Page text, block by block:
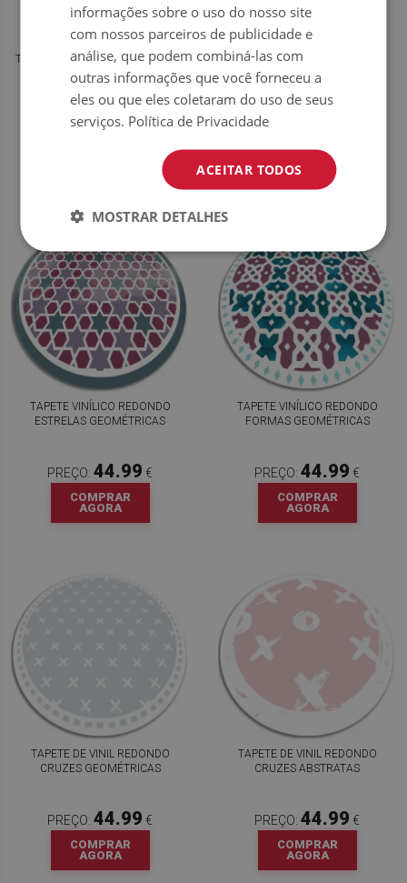
TAPETE DE VINIL REDONDO PARA
COZINHA FORMAS ABSTRATAS
PREÇO:44.99€
TAPETE VINÍLICO REDONDO
PADRÕES ABSTRATOS
PREÇO:
COMPRAR
TAPETE VINÍLICO REDONDO
ESTRELAS GEOMÉTRICAS
PREÇO: 44.99 €
COMPRAR
AGORA
TAPETE VINÍLICO REDONDO
FORMAS GEOMÉTRICAS
PREÇO: 44.99 €
COMPRAR
AGORA
TAPETE DE VINIL REDONDO
CRUZES GEOMÉTRICAS
PREÇO: 44.99 €
COMPRAR
AGORA
TAPETE DE VINIL REDONDO
CRUZES ABSTRATAS
PREÇO: 44.99 €
COMPRAR
AGORA
informações sobre o uso do nosso site
com nossos parceiros de publicidade e
análise, que podem combiná-las com
outras informações que você forneceu a
eles ou que eles coletaram do uso de seus
serviços. Política de Privacidade
ACEITAR TODOS
MOSTRAR DETALHES